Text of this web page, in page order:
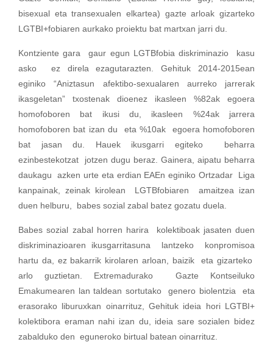
bisexual eta transexualen elkartea) gazte arloak gizarteko
LGTBI+fobiaren aurkako proiektu bat martxan jarri du.
Kontziente gara gaur egun LGTBfobia diskriminazio kasu
asko ez direla ezagutarazten. Gehituk 2014-2015ean
eginiko “Aniztasun afektibo-sexualaren aurreko jarrerak
ikasgeletan” txostenak dioenez ikasleen %82ak egoera
homofoboren bat ikusi du, ikasleen %24ak jarrera
homofoboren bat izan du eta %10ak egoera homofoboren
bat jasan du. Hauek ikusgarri egiteko beharra
ezinbestekotzat jotzen dugu beraz. Gainera, aipatu beharra
daukagu azken urte eta erdian EAEn eginiko Ortzadar Liga
kanpainak, zeinak kirolean LGTBfobiaren amaitzea izan
duen helburu, babes sozial zabal batez gozatu duela.
Babes sozial zabal horren harira kolektiboak jasaten duen
diskriminazioaren ikusgarritasuna lantzeko konpromisoa
hartu da, ez bakarrik kirolaren arloan, baizik eta gizarteko
arlo guztietan. Extremadurako Gazte Kontseiluko
Emakumearen lan taldean sortutako genero biolentzia eta
erasorako liburuxkan oinarrituz, Gehituk ideia hori LGTBI+
kolektibora eraman nahi izan du, ideia sare sozialen bidez
zabalduko den eguneroko birtual batean oinarrituz.